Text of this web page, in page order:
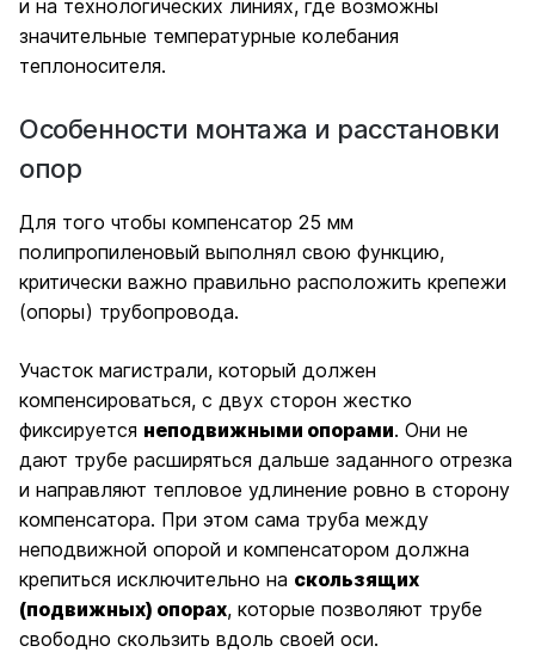
и на технологических линиях, где возможны
значительные температурные колебания
теплоносителя.
Особенности монтажа и расстановки
опор
Для того чтобы компенсатор 25 мм
полипропиленовый выполнял свою функцию,
критически важно правильно расположить крепежи
(опоры) трубопровода.
Участок магистрали, который должен
компенсироваться, с двух сторон жестко
фиксируется неподвижными опорами. Они не
дают трубе расширяться дальше заданного отрезка
и направляют тепловое удлинение ровно в сторону
компенсатора. При этом сама труба между
неподвижной опорой и компенсатором должна
крепиться исключительно на скользящих
(подвижных) опорах, которые позволяют трубе
свободно скользить вдоль своей оси.